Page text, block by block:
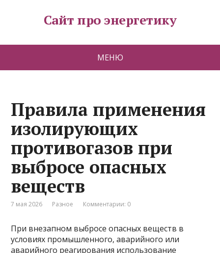
Сайт про энергетику
МЕНЮ
Правила применения
изолирующих
противогазов при
выбросе опасных
веществ
7 мая 2026 Разное Комментарии: 0
При внезапном выбросе опасных веществ в
условиях промышленного, аварийного или
аварийного реагирования использование